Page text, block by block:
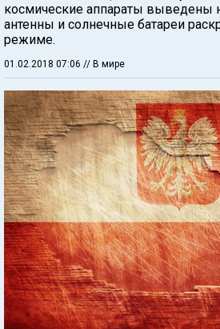
космические аппараты выведены
антенны и солнечные батареи
режиме.
01.02.2018 07:06 // В мире